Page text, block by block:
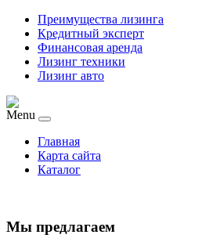
Преимущества лизинга
Кредитный эксперт
Финансовая аренда
Лизинг техники
Лизинг авто
Menu
Главная
Карта сайта
Каталог
Мы предлагаем